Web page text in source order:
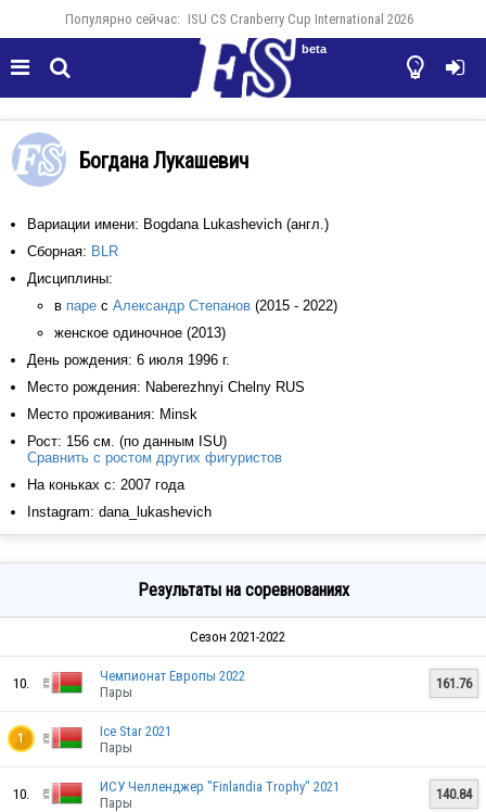
Популярно сейчас: ISU CS Cranberry Cup International 2026
  

beta
Богдана Лукашевич
Вариации имени: Bogdana Lukashevich (англ.)
Сборная: BLR
Дисциплины:
в паре с Александр Степанов (2015 - 2022)
женское одиночное (2013)
День рождения: 6 июля 1996 г.
Место рождения: Naberezhnyi Chelny RUS
Место проживания: Minsk
Рост: 156 см. (по данным ISU)
Сравнить с ростом других фигуристов
На коньках с: 2007 года
Instagram: dana_lukashevich
Результаты на соревнованиях
Сезон 2021-2022
10.
Чемпионат Европы 2022
Пары
161.76
1
Ice Star 2021
Пары
10.
ИСУ Челленджер "Finlandia Trophy" 2021
Пары
140.84